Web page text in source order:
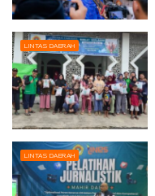
LINTAS DAERAH
LINTAS DAERAH